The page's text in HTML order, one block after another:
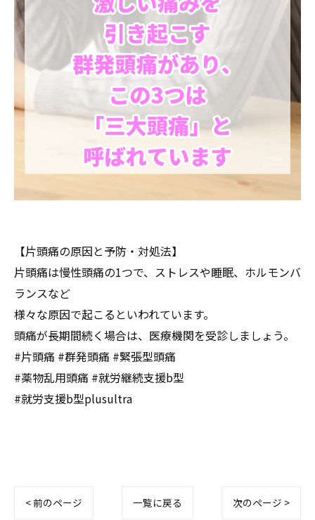
【片頭痛の原因と予防・対処法】
片頭痛は慢性頭痛の1つで、ストレスや睡眠、ホルモンバ
ランスなど
様々な原因で起こるといわれています。
頭痛が長期間続く場合は、医療機関を受診しましょう。
#片頭痛 #群発頭痛 #緊張型頭痛
#薬物乱用頭痛 #就労継続支援b型
#就労支援b型plusultra
< 前のページ 一覧に戻る 次のページ >